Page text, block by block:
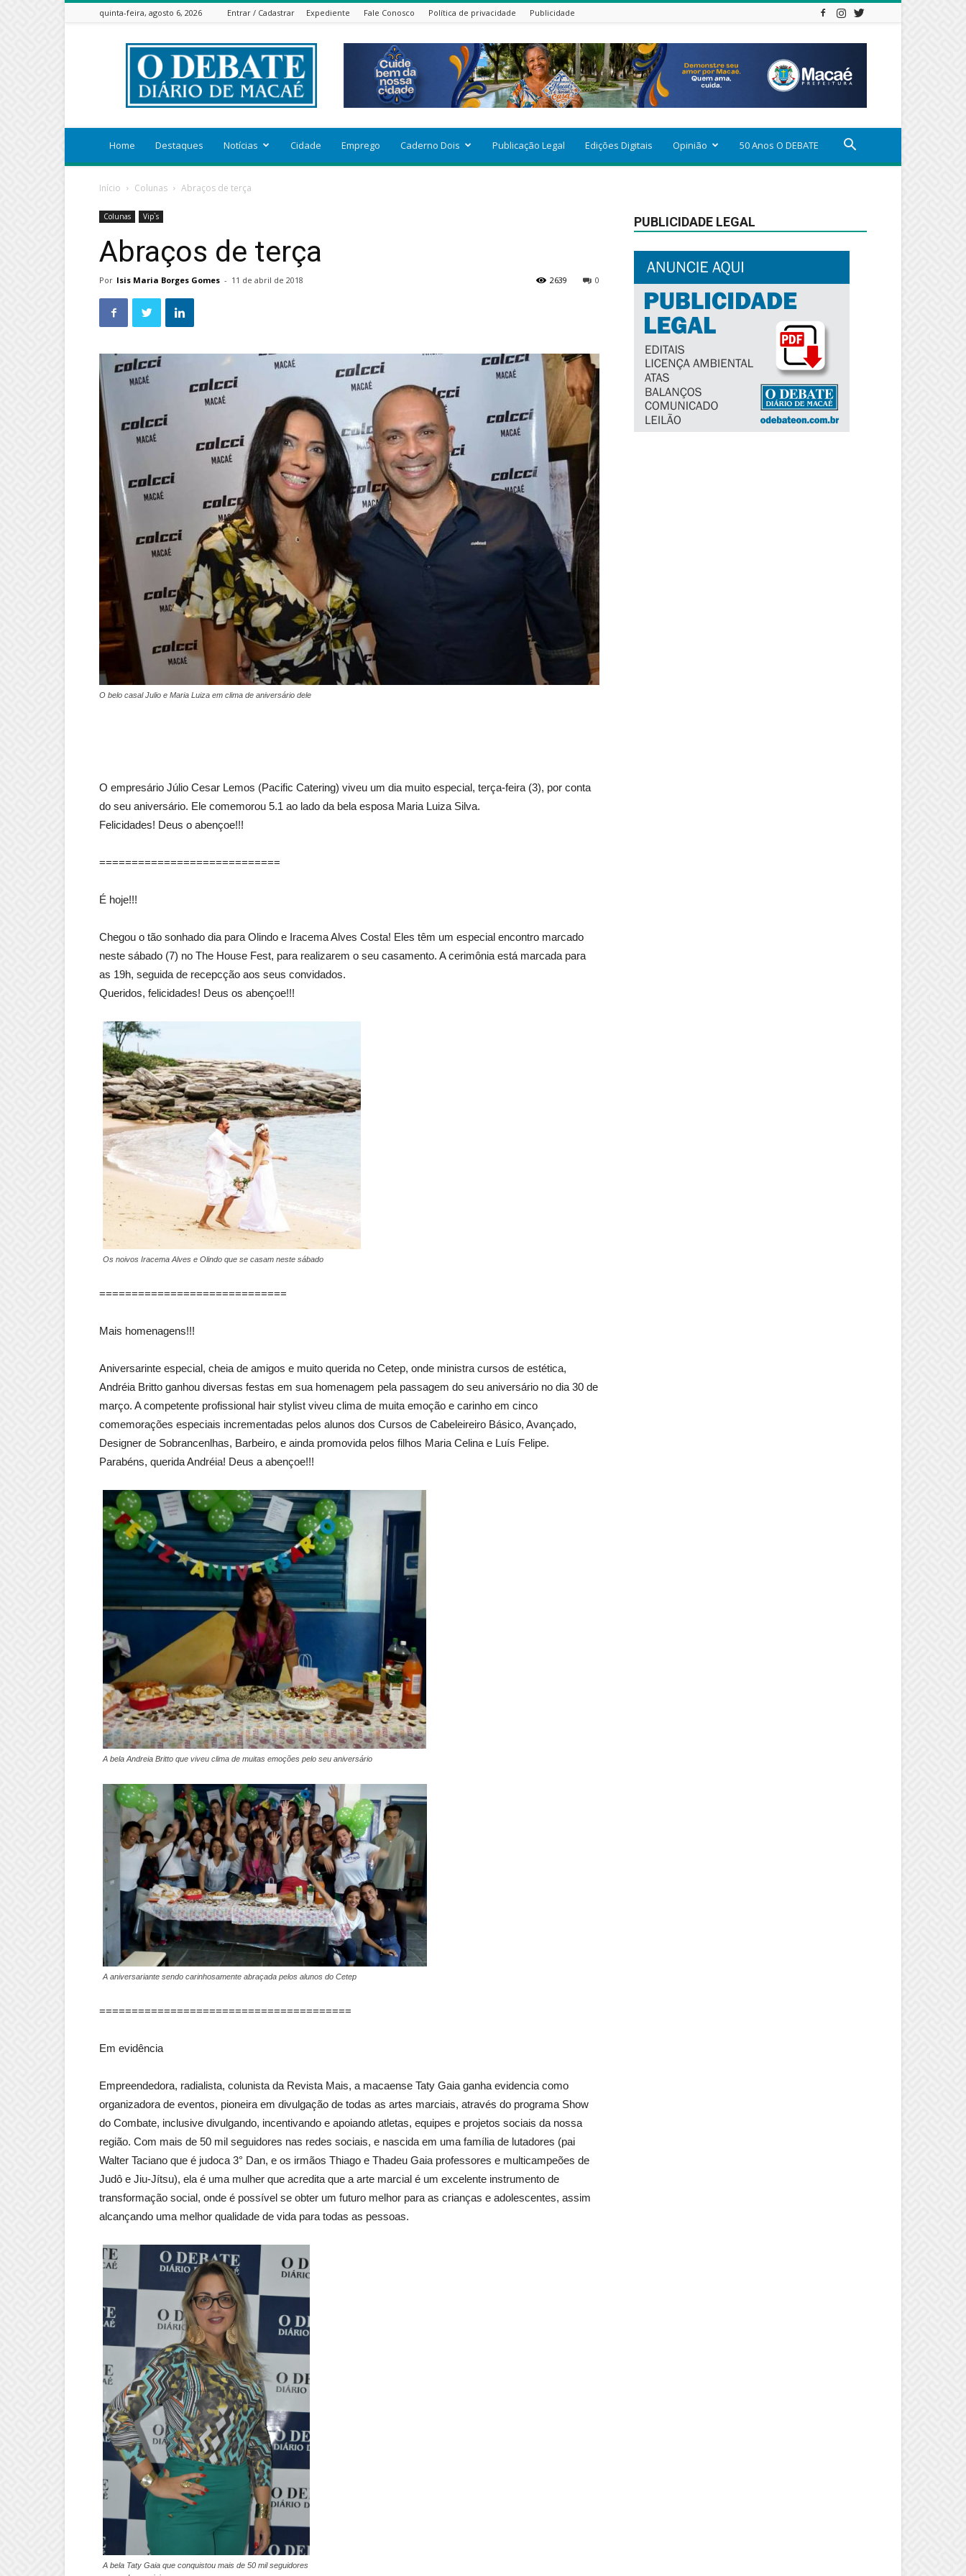
quinta-feira, agosto 6, 2026 Entrar / Cadastrar Expediente Fale Conosco Política de privacidade Publicidade
ODEBATEON
Home Destaques Notícias Cidade Emprego Caderno Dois Publicação Legal Edições Digitais Opinião 50 Anos O DEBATE
Início Colunas Abraços de terça
Colunas Vip`s
Abraços de terça
Por Isis Maria Borges Gomes - 11 de abril de 2018 0
2639
O belo casal Julio e Maria Luiza em clima de aniversário dele
O empresário Júlio Cesar Lemos (Pacific Catering) viveu um dia muito especial, terça-feira (3), por conta
do seu aniversário. Ele comemorou 5.1 ao lado da bela esposa Maria Luiza Silva.
Felicidades! Deus o abençoe!!!
============================
É hoje!!!
Chegou o tão sonhado dia para Olindo e Iracema Alves Costa! Eles têm um especial encontro marcado
neste sábado (7) no The House Fest, para realizarem o seu casamento. A cerimônia está marcada para
as 19h, seguida de recepcção aos seus convidados.
Queridos, felicidades! Deus os abençoe!!!
Os noivos Iracema Alves e Olindo que se casam neste sábado
=============================
Mais homenagens!!!
Aniversarinte especial, cheia de amigos e muito querida no Cetep, onde ministra cursos de estética,
Andréia Britto ganhou diversas festas em sua homenagem pela passagem do seu aniversário no dia 30 de
março. A competente profissional hair stylist viveu clima de muita emoção e carinho em cinco
comemorações especiais incrementadas pelos alunos dos Cursos de Cabeleireiro Básico, Avançado,
Designer de Sobrancenlhas, Barbeiro, e ainda promovida pelos filhos Maria Celina e Luís Felipe.
Parabéns, querida Andréia! Deus a abençoe!!!
A bela Andreia Britto que viveu clima de muitas emoções pelo seu aniversário
A aniversariante sendo carinhosamente abraçada pelos alunos do Cetep
=======================================
Em evidência
Empreendedora, radialista, colunista da Revista Mais, a macaense Taty Gaia ganha evidencia como
organizadora de eventos, pioneira em divulgação de todas as artes marciais, através do programa Show
do Combate, inclusive divulgando, incentivando e apoiando atletas, equipes e projetos sociais da nossa
região. Com mais de 50 mil seguidores nas redes sociais, e nascida em uma família de lutadores (pai
Walter Taciano que é judoca 3° Dan, e os irmãos Thiago e Thadeu Gaia professores e multicampeões de
Judô e Jiu-Jítsu), ela é uma mulher que acredita que a arte marcial é um excelente instrumento de
transformação social, onde é possível se obter um futuro melhor para as crianças e adolescentes, assim
alcançando uma melhor qualidade de vida para todas as pessoas.
A bela Taty Gaia que conquistou mais de 50 mil seguidores
PUBLICIDADE LEGAL